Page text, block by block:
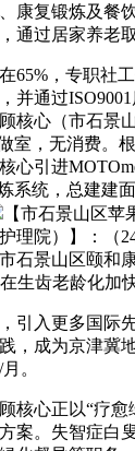
康复锻炼及餐
通过居家养老
，专职社工
并通过
核心（市石景
室，无消费。
心引进
系统，总建建
【市石景山区
理院）】：（
石景山区颐和
生齿老龄化加
入更多国际先
，成为京津冀
。
心正以“疗愈
案。失智症白